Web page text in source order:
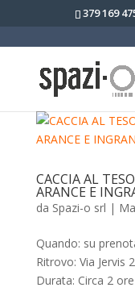
379 169
CACCIA AL
ARANCE E
da Spazi-o srl |
Quando: su
Ritrovo: Via Jervis
Durata: Circa 2 ore